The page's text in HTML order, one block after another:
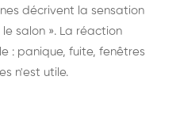
décrivent la sensation
salon ». La réaction
: panique, fuite, fenêtres
n'est utile.